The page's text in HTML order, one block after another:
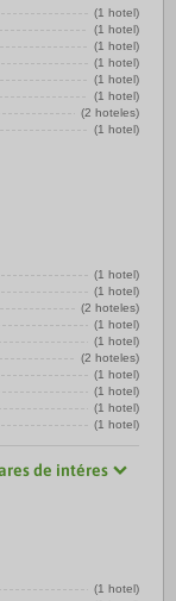
(1 hotel)
(1 hotel)
(1 hotel)
(1 hotel)
(1 hotel)
(1 hotel)
(2 hoteles)
(1 hotel)
(1 hotel)
(1 hotel)
(2 hoteles)
(1 hotel)
(1 hotel)
(2 hoteles)
(1 hotel)
(1 hotel)
(1 hotel)
(1 hotel)
de intéres
(1 hotel)